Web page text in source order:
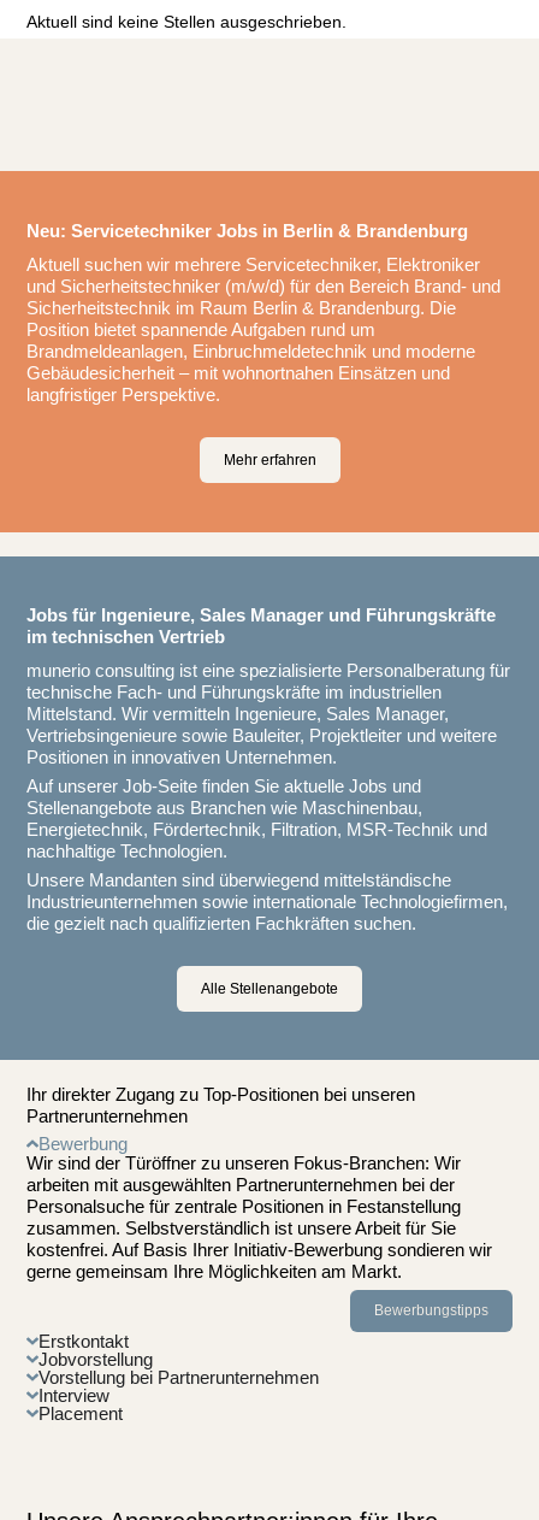
Aktuell sind keine Stellen ausgeschrieben.
Neu: Servicetechniker Jobs in Berlin & Brandenburg
Aktuell suchen wir mehrere Servicetechniker, Elektroniker
und Sicherheitstechniker (m/w/d) für den Bereich Brand- und
Sicherheitstechnik im Raum Berlin & Brandenburg. Die
Position bietet spannende Aufgaben rund um
Brandmeldeanlagen, Einbruchmeldetechnik und moderne
Gebäudesicherheit – mit wohnortnahen Einsätzen und
langfristiger Perspektive.
Mehr erfahren
Jobs für Ingenieure, Sales Manager und Führungskräfte
im technischen Vertrieb
munerio consulting ist eine spezialisierte Personalberatung für
technische Fach- und Führungskräfte im industriellen
Mittelstand. Wir vermitteln Ingenieure, Sales Manager,
Vertriebsingenieure sowie Bauleiter, Projektleiter und weitere
Positionen in innovativen Unternehmen.
Auf unserer Job-Seite finden Sie aktuelle Jobs und
Stellenangebote aus Branchen wie Maschinenbau,
Energietechnik, Fördertechnik, Filtration, MSR-Technik und
nachhaltige Technologien.
Unsere Mandanten sind überwiegend mittelständische
Industrieunternehmen sowie internationale Technologiefirmen,
die gezielt nach qualifizierten Fachkräften suchen.
Alle Stellenangebote
Ihr direkter Zugang zu Top-Positionen bei unseren
Partnerunternehmen
Bewerbung
Wir sind der Türöffner zu unseren Fokus-Branchen: Wir
arbeiten mit ausgewählten Partnerunternehmen bei der
Personalsuche für zentrale Positionen in Festanstellung
zusammen. Selbstverständlich ist unsere Arbeit für Sie
kostenfrei. Auf Basis Ihrer Initiativ-Bewerbung sondieren wir
gerne gemeinsam Ihre Möglichkeiten am Markt.
Bewerbungstipps
Erstkontakt
Jobvorstellung
Vorstellung bei Partnerunternehmen
Interview
Placement